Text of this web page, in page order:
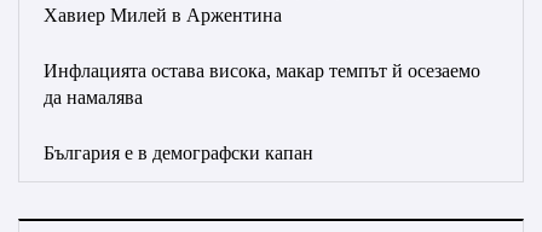
Хавиер Милей в Аржентина
Инфлацията остава висока, макар темпът й осезаемо
да намалява
България е в демографски капан